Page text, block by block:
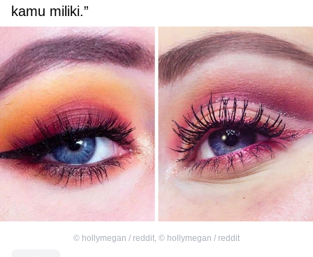
kamu miliki.”
© hollymegan / reddit © hollymegan / reddit